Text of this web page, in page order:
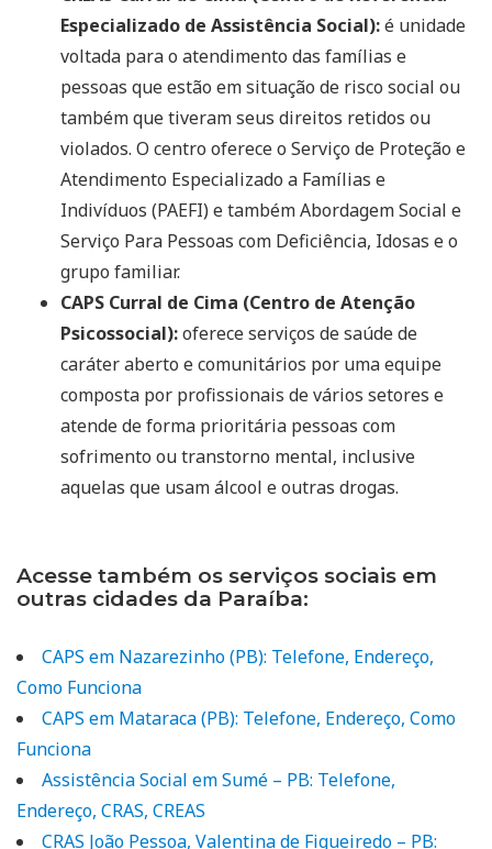
Especializado de Assistência Social):é unidade
voltada para o atendimento das famílias e
pessoas que estão em situação de risco social ou
também que tiveram seus direitos retidos ou
violados. O centro oferece o Serviço de Proteção e
Atendimento Especializado a Famílias e
Indivíduos (PAEFI) e também Abordagem Social e
Serviço Para Pessoas com Deficiência, Idosas e o
grupo familiar.
CAPS Curral de Cima (Centro de Atenção
Psicossocial):oferece serviços de saúde de
caráter aberto e comunitários por uma equipe
composta por profissionais de vários setores e
atende de forma prioritária pessoas com
sofrimento ou transtorno mental, inclusive
aquelas que usam álcool e outras drogas.
Acesse também os serviços sociais em
outras cidades da Paraíba:
CAPS em Nazarezinho (PB): Telefone, Endereço,
Como Funciona
CAPS em Mataraca (PB): Telefone, Endereço, Como
Funciona
Assistência Social em Sumé – PB: Telefone,
Endereço, CRAS, CREAS
CRAS João Pessoa, Valentina de Figueiredo – PB: